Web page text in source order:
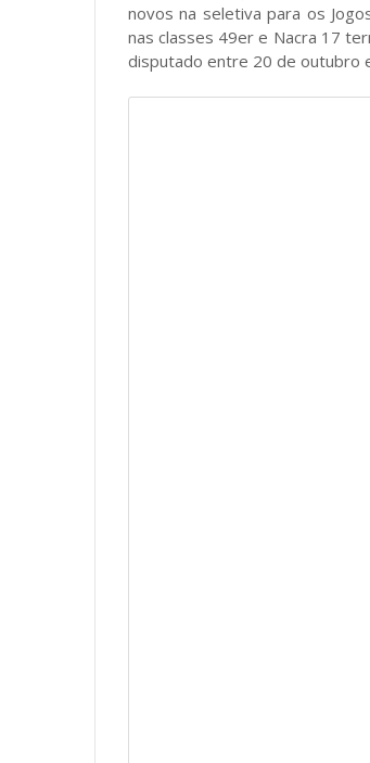
novos na seletiva para os
nas classes 49er e Nacra 17
disputado entre 20 de outubro